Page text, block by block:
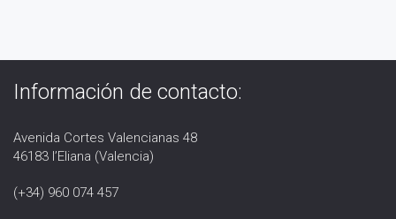
Información de contacto:
Avenida Cortes Valencianas 48
46183 l’Eliana (Valencia)
(+34) 960 074 457